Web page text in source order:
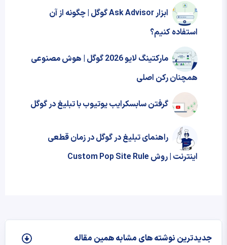
ابزار Ask Advisor گوگل | چگونه از آن
استفاده کنیم؟
مارکتینگ لایو 2026 گوگل | هوش مصنوعی
همچنان رکن اصلی
گرفتن سابسکرایب یوتیوب با تبلیغ در گوگل
راهنمای تبلیغ در گوگل در زمان قطعی
اینترنت | روش Custom Pop Site Rule
جدیدترین نوشته‌ های مشابه همین مقاله